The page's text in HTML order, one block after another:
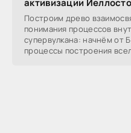
активизации
Построим древо
понимания процессов
супервулкана: начнём от
процессы построения